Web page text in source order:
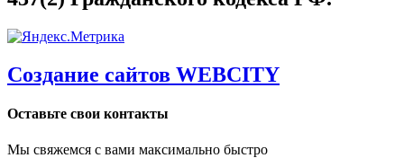
Создание сайтов WEBCITY
Оставьте свои контакты
Мы свяжемся с вами максимально быстро